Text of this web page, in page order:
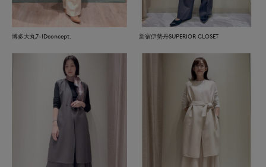
博多大丸7-IDconcept. 新宿伊勢丹SUPERIOR CLOSET